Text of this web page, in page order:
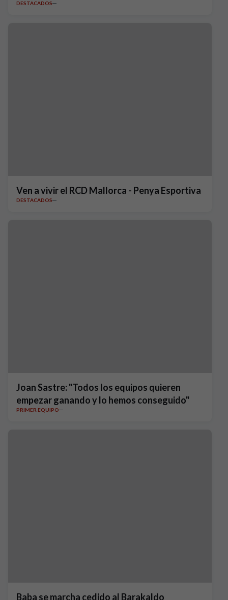
DESTACADOS
Ven a vivir el RCD Mallorca - Penya Esportiva
DESTACADOS
Joan Sastre: "Todos los equipos quieren
empezar ganando y lo hemos conseguido"
PRIMER EQUIPO
Baba se marcha cedido al Barakaldo